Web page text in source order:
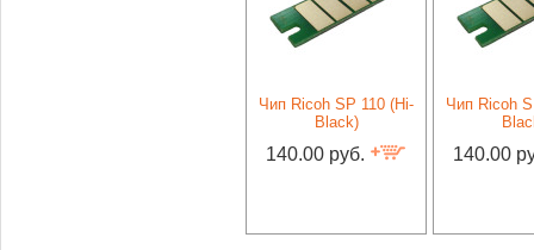
Чип Ricoh SP 110 (Hi-
Black)
140.00 руб.
Чип Ricoh
140.00